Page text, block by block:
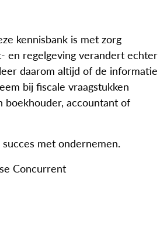
kennisbank is met zorg
en regelgeving verandert echter
daarom altijd of de informatie
bij fiscale vraagstukken
boekhouder, accountant of
met ondernemen.
Concurrent